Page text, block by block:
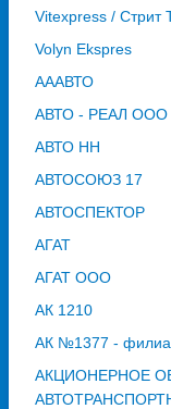
Vitexpress / Стрит
Volyn Ekspres
АААВТО
АВТО - РЕАЛ ООО
АВТО НН
АВТОСОЮЗ 17
АВТОСПЕКТОР
АГАТ
АГАТ ООО
АК 1210
АК №1377 -
АКЦИОНЕРНОЕ